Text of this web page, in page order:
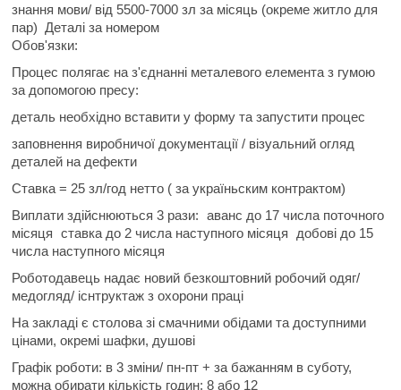
знання мови/ від 5500-7000 зл за місяць (окреме житло для
пар) Деталі за номером
Обов'язки:
Процес полягає на з'єднанні металевого елемента з гумою
за допомогою пресу:
деталь необхідно вставити у форму та запустити процес
заповнення виробничої документації / візуальний огляд
деталей на дефекти
Ставка = 25 зл/год нетто ( за україньским контрактом)
Виплати здійснюються 3 рази: аванс до 17 числа поточного
місяця ставка до 2 числа наступного місяця
добові до 15
числа наступного місяця
Роботодавець надає новий безкоштовний робочий одяг/
медогляд/ існтруктаж з охорони праці
На закладі є столова зі смачними обідами та доступними
цінами, окремі шафки, душові
Графік роботи: в 3 зміни/ пн-пт + за бажанням в суботу,
можна обирати кількість годин: 8 або 12